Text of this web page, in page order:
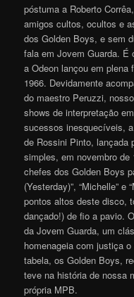
póstuma a Roberto
amigos cultos, ocultos e
dos Golden Boys, e sem
fala em Jovem Guarda. É
a Odeon lançou em plena
1966. Devidamente
do maestro Peruzzi,
shows de interpretação
sucessos inesquecíveis,
de Rossini Pinto, lançada
simples, em novembro
chefes dos Golden Boys
(Yesterday)”, “Michelle” e
pontos altos deste disco,
dançado!) de fio a pavio.
da Jovem Guarda, um
homenageia com justiça
tabela, os Golden Boys,
teve na história de nossa
própria MPB.